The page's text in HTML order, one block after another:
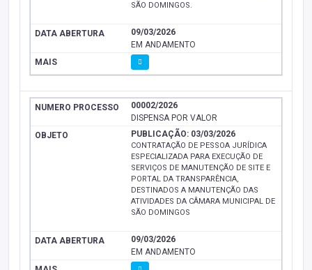
SÃO DOMINGOS.
09/03/2026
EM ANDAMENTO
00002/2026
DISPENSA POR VALOR
PUBLICAÇÃO: 03/03/2026
CONTRATAÇÃO DE PESSOA JURÍDICA
ESPECIALIZADA PARA EXECUÇÃO DE
SERVIÇOS DE MANUTENÇÃO DE SITE E
PORTAL DA TRANSPARÊNCIA,
DESTINADOS A MANUTENÇÃO DAS
ATIVIDADES DA CÂMARA MUNICIPAL DE
SÃO DOMINGOS
09/03/2026
EM ANDAMENTO